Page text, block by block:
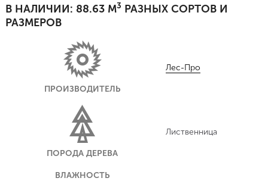
В НАЛИЧИИ: 88.63 М3 РАЗНЫХ СОРТОВ И
РАЗМЕРОВ
ПРОИЗВОДИТЕЛЬ
Лес-Про
ПОРОДА ДЕРЕВА
Лиственница
ВЛАЖНОСТЬ